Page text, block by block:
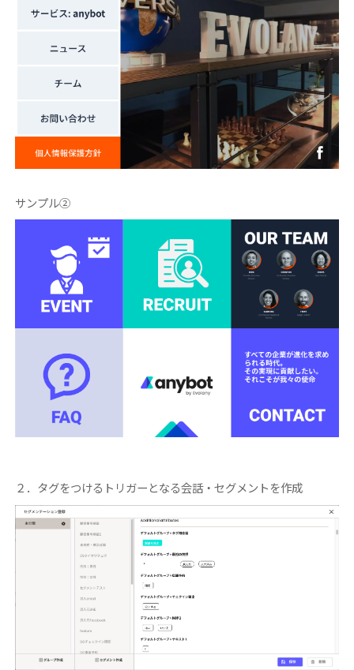
サンプル②
２．タグをつけるトリガーとなる会話・セグメントを作成